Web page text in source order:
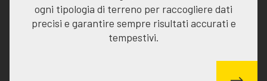
ogni tipologia di terreno per raccogliere dati
precisi e garantire sempre risultati accurati e
tempestivi.